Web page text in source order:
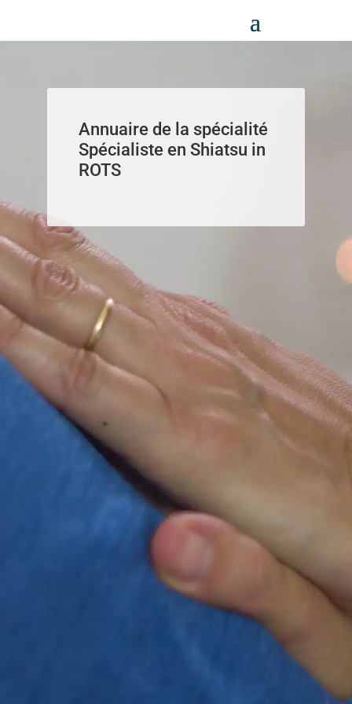
Annuaire de la spécialité
Spécialiste en Shiatsu in
ROTS